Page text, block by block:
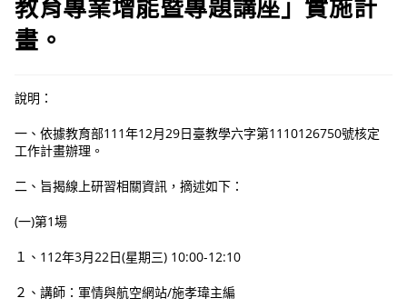
教育專業增能暨專題講座」實施計
畫。
說明：
一、依據教育部111年12月29日臺教學六字第1110126750號核定
工作計畫辦理。
二、旨揭線上研習相關資訊，摘述如下：
(一)第1場
１、112年3月22日(星期三) 10:00-12:10
２、講師：軍情與航空網站/施孝瑋主編